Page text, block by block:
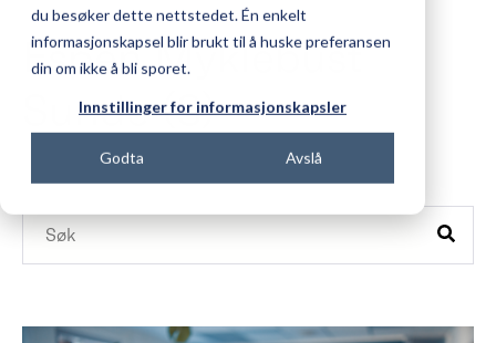
du besøker dette nettstedet. Én enkelt
informasjonskapsel blir brukt til å huske preferansen
din om ikke å bli sporet.
Innstillinger for informasjonskapsler
Godta Avslå
Espen Myklebust
Sunde (3)
Dette er et søkefelt med en tilhørende funksjon for